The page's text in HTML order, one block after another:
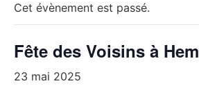
Cet évènement est passé.
Fête des Voisins à Hem
23 mai 2025